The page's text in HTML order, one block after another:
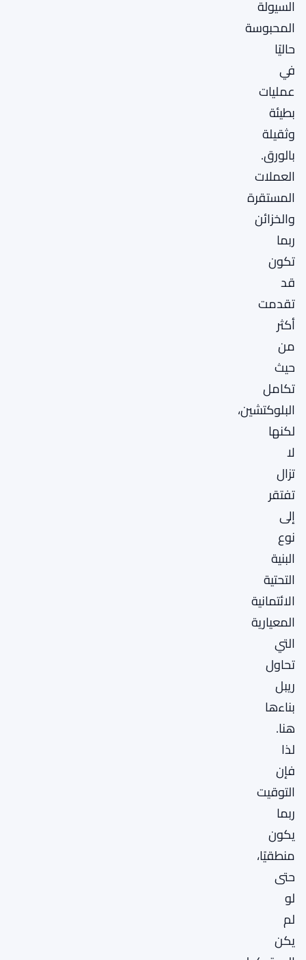
السيولة
المحبوسة
حاليًا
في
عمليات
بطيئة
وثقيلة
بالورق.
العملات
المستقرة
والخزائن
ربما
تكون
قد
تقدمت
أكثر
من
حيث
تكامل
البلوكتشين،
لكنها
لا
تزال
تفتقر
إلى
نوع
البنية
التحتية
الائتمانية
المعيارية
التي
تحاول
ريبل
بناءها
هنا.
لذا
فإن
التوقيت
ربما
يكون
منطقيًا،
حتى
لو
لم
يكن